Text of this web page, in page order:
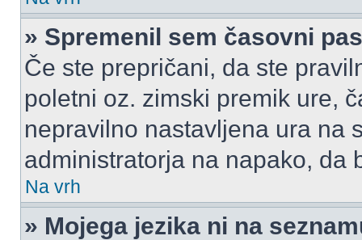
» Spremenil sem časovni
Če ste prepričani, da ste
poletni oz. zimski premik ure,
nepravilno nastavljena ura na
administratorja na napako, da
Na vrh
» Mojega jezika ni na